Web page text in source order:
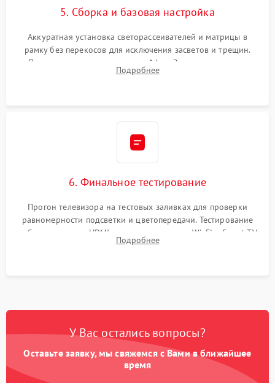
5. Сборка и базовая настройка
Аккуратная установка светорассеивателей и матрицы в
рамку без перекосов для исключения засветов и трещин.
Подключение внутренних шлейфов. Закрытие корпуса.
Сброс настроек и обновление программного обеспечения.
Подробнее
6. Финальное тестирование
Прогон телевизора на тестовых заливках для проверки
равномерности подсветки и цветопередачи. Тестирование
работы разъемов HDMI, динамиков, модуля Wi-Fi и Smart TV
в рабочем режиме в течение нескольких часов.
Подробнее
У Вас остались вопросы?
Оставьте заявку, мы свяжемся с Вами в ближайшее
время